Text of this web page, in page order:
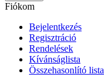
Fiókom
Bejelentkezés
Regisztráció
Rendelések
Kívánságlista
Összehasonlító lista